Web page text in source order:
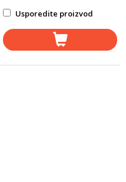
Usporedite proizvod